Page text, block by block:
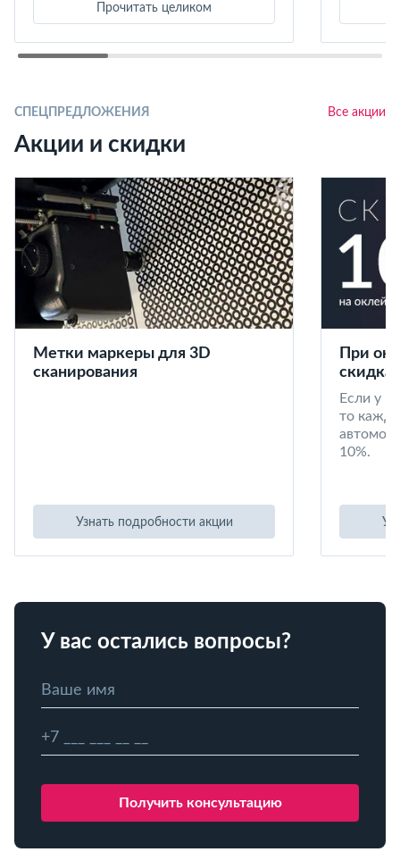
Прочитать целиком
СПЕЦПРЕДЛОЖЕНИЯ Все акции
Акции и скидки
Метки маркеры для 3D
сканирования
Узнать подробности акции
При
скидка
Если у
то
10%.
У вас остались вопросы?